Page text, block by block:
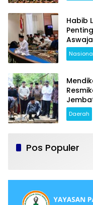
Habib
Daerah
Pos Populer